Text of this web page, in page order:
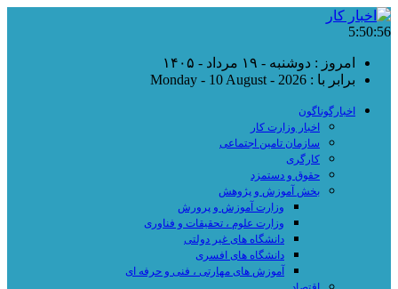
5:50:56
امروز : دوشنبه - ۱۹ مرداد - ۱۴۰۵
برابر با : Monday - 10 August - 2026
اخبارگوناگون
اخبار وزارت کار
سازمان تامین اجتماعی
کارگری
حقوق و دستمزد
بخش آموزش و پژوهش
وزارت آموزش و پرورش
وزارت علوم ، تحقیقات و فناوری
دانشگاه های غیر دولتی
دانشگاه های افسری
آموزش های مهارتی ، فنی و حرفه ای